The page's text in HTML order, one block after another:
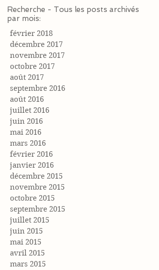
Recherche - Tous les posts archivés
par mois:
février 2018
décembre 2017
novembre 2017
octobre 2017
août 2017
septembre 2016
août 2016
juillet 2016
juin 2016
mai 2016
mars 2016
février 2016
janvier 2016
décembre 2015
novembre 2015
octobre 2015
septembre 2015
juillet 2015
juin 2015
mai 2015
avril 2015
mars 2015